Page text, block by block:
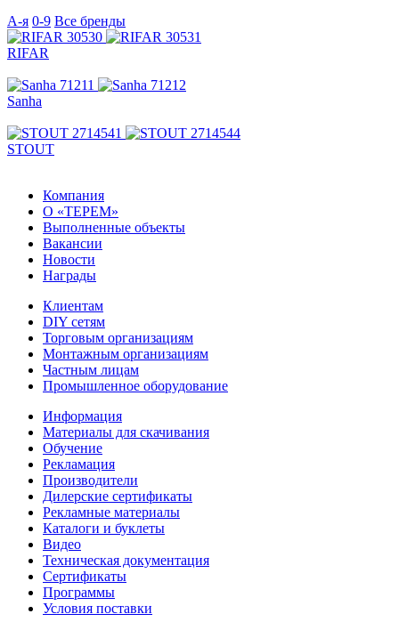
А-я 0-9 Все бренды
RIFAR
Sanha
STOUT
Компания
О «ТЕРЕМ»
Выполненные объекты
Вакансии
Новости
Награды
Клиентам
DIY сетям
Торговым организациям
Монтажным организациям
Частным лицам
Промышленное оборудование
Информация
Материалы для скачивания
Обучение
Рекламация
Производители
Дилерские сертификаты
Рекламные материалы
Каталоги и буклеты
Видео
Техническая документация
Сертификаты
Программы
Условия поставки